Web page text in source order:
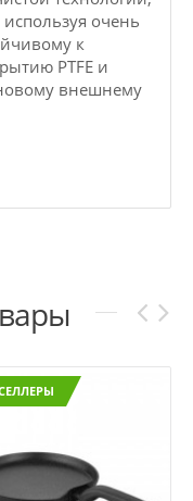
очень
к
PTFE и
внешнему